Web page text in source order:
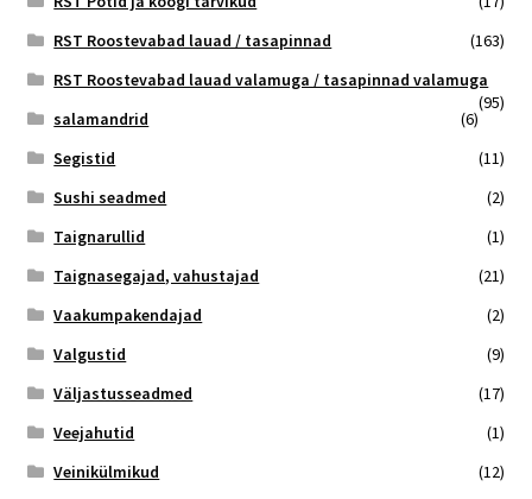
RST Roostevabad lauad / tasapinnad
(163)
RST Roostevabad lauad valamuga / tasapinnad valamuga
(95)
salamandrid
(6)
Segistid
(11)
Sushi seadmed
(2)
Taignarullid
(1)
Taignasegajad, vahustajad
(21)
Vaakumpakendajad
(2)
Valgustid
(9)
Väljastusseadmed
(17)
Veejahutid
(1)
Veinikülmikud
(12)